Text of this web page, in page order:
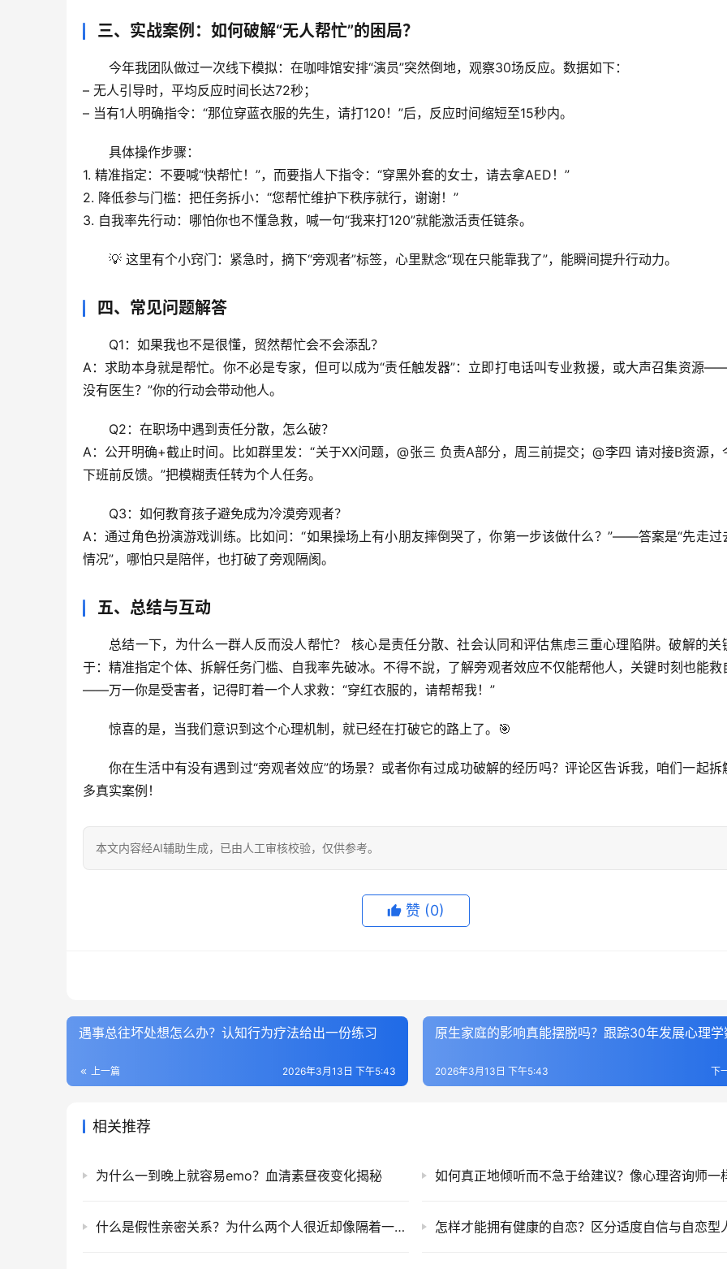
三、实战案例：如何破解“无人帮忙”的困局？
今年我团队做过一次线下模拟：在咖啡馆安排“演员”突然倒地，观察30场反应。 数据如下：
– 无人引导时，平均反应时间长达72秒；
– 当有1人明确指令：“那位穿蓝衣服的先生，请打120！”后，反应时间缩短至15秒内。
具体操作步骤 ：
1. 精准指定 ：不要喊“快帮忙！”，而要指人下指令：“穿黑外套的女士，请去拿AED！”
2. 降低参与门槛：把任务拆小：“您帮忙维护下秩序就行，谢谢！”
3. 自我率先行动：哪怕你也不懂急救，喊一句“我来打120”就能激活责任链条。
💡 这里有个小窍门：紧急时， 摘下“旁观者”标签，心里默念“现在只能靠我了”，能瞬间提升行动力。
四、常见问题解答
Q1：如果我也不是很懂，贸然帮忙会不会添乱？
A： 求助本身就是帮忙。你不必是专家，但可以成为“责任触发器”：立即打电话叫专业救援，或大声召集资源
没有医生？”你的行动会带动他人。
Q2：在职场中遇到责任分散，怎么破？
A： 公开明确+截止时间。比如群里发：“关于XX问题，@张三 负责A部分，周三前提交；@李四 请对接B资源，
下班前反馈。”把模糊责任转为个人任务。
Q3：如何教育孩子避免成为冷漠旁观者？
A：通过角色扮演游戏训练。比如问：“如果操场上有小朋友摔倒哭了，你第一步该做什么？”——答案是“先走过
情况”，哪怕只是陪伴，也打破了旁观隔阂。
五、总结与互动
总结一下， 为什么一群人反而没人帮忙？
核心是责任分散、社会认同和评估焦虑三重心理陷阱。破解的关
于：精准指定个体、拆解任务门槛、自我率先破冰。不得不說，了解旁观者效应不仅能帮他人，关键时刻也能救
——万一你是受害者，记得盯着一个人求救：“穿红衣服的，请帮帮我！”
惊喜的是，当我们意识到这个心理机制，就已经在打破它的路上了。🎯
你在生活中有没有遇到过“旁观者效应”的场景？或者你有过成功破解的经历吗？ 评论区告诉我，咱们一起拆
多真实案例！
本文内容经AI辅助生成，已由人工审核校验，仅供参考。
赞 (0)
遇事总往坏处想怎么办？认知行为疗法给出一份练习
上一篇 2026年3月13日 下午5:43
原生家庭的影响真能摆脱吗？跟踪30年发展心理学
下
2026年3月13日 下午5:43
相关推荐
为什么一到晚上就容易emo？血清素昼夜变化揭秘
什么是假性亲密关系？为什么两个人很近却像隔着一堵墙，如何真正靠近？